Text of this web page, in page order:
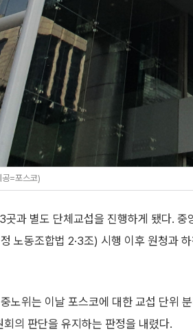
=포스코)
곳과 별도 단체교섭을 진행하게 됐다.
노동조합법 2·3조) 시행 이후 원청과
노위는 이날 포스코에 대한 교섭 단위
의 판단을 유지하는 판정을 내렸다.